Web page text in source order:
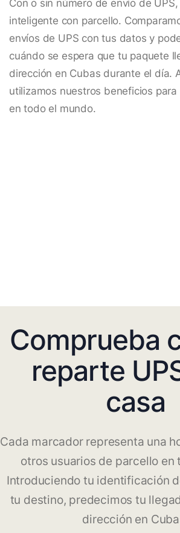
Con o sin número de envío de
inteligente con parcello.
envíos de UPS con tus datos y
cuándo se espera que tu paquete
dirección en Cubas durante el día.
utilizamos nuestros beneficios
en todo el mundo.
Comprueba
reparte
casa
Cada marcador representa una
otros usuarios de parcello en
Introduciendo tu identificación
tu destino, predecimos tu
dirección en